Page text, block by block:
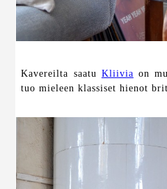
Kavereilta saatu Kliivia on
tuo mieleen klassiset hienot